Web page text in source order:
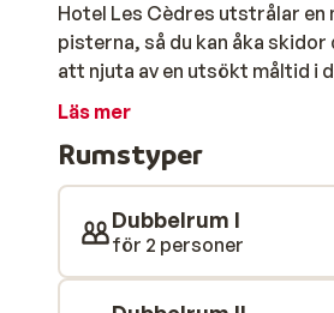
Hotel Les Cèdres utstrålar
pisterna, så du kan åka
att njuta av en utsökt måltid i
atmosfäriska (cocktail)baren.
att få en toppen-semester!
Läs mer
Rumstyper
Dubbelrum I
för 2 personer